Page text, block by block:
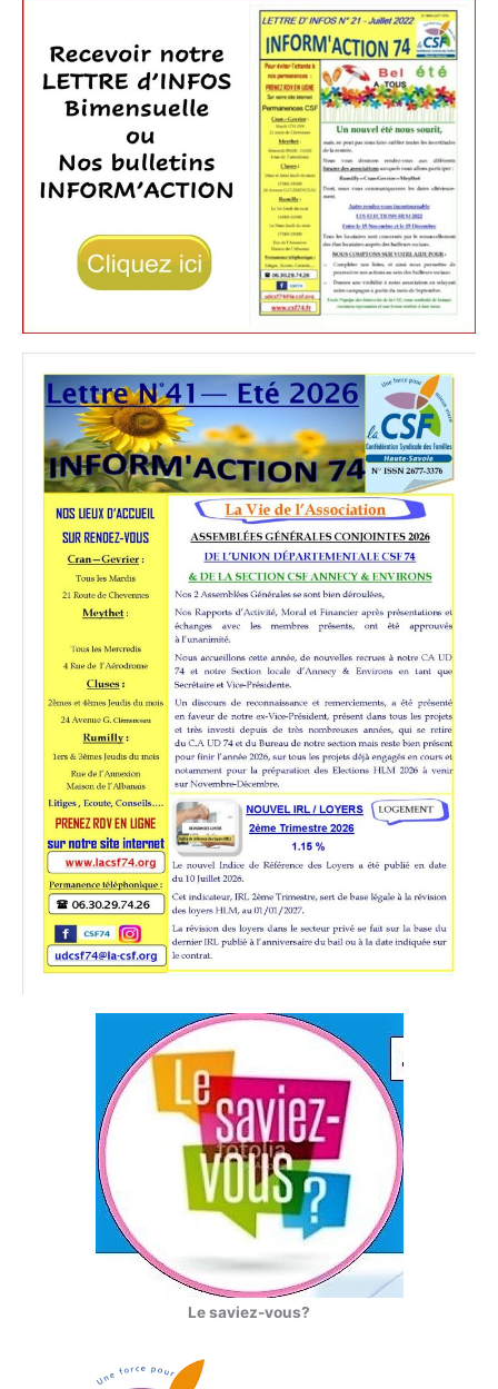
Le saviez-vous?